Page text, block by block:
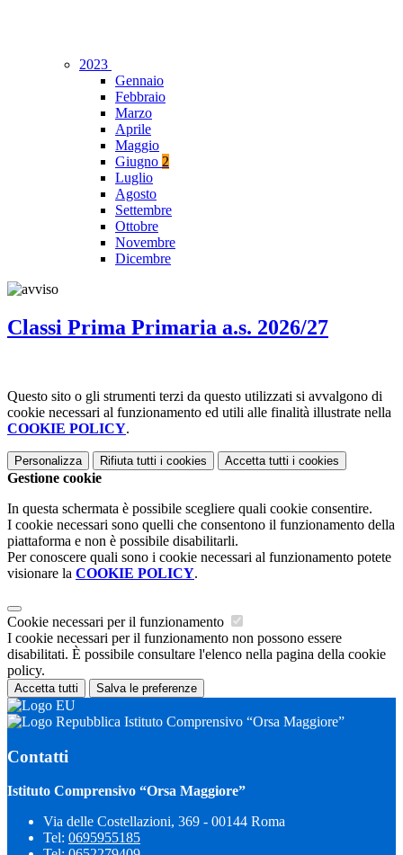
2023
Gennaio
Febbraio
Marzo
Aprile
Maggio
Giugno 2
Luglio
Agosto
Settembre
Ottobre
Novembre
Dicembre
Classi Prima Primaria a.s. 2026/27
Questo sito o gli strumenti terzi da questo utilizzati si avvalgono di
cookie necessari al funzionamento ed utili alle finalità illustrate nella
COOKIE POLICY.
Personalizza Rifiuta tutti i cookies Accetta tutti i cookies
Gestione cookie
In questa schermata è possibile scegliere quali cookie consentire.
I cookie necessari sono quelli che consentono il funzionamento della
piattaforma e non è possibile disabilitarli.
Per conoscere quali sono i cookie necessari al funzionamento potete
visionare la COOKIE POLICY.
Cookie necessari per il funzionamento
I cookie necessari per il funzionamento non possono essere
disabilitati. È possibile consultare l'elenco nella pagina della cookie
policy.
Accetta tutti Salva le preferenze
Istituto Comprensivo “Orsa Maggiore”
Contatti
Istituto Comprensivo “Orsa Maggiore”
Via delle Costellazioni, 369 - 00144 Roma
Tel: 0695955185